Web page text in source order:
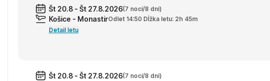
Št 20.8 - Št 27.8.2026(7 nocí/8 dní)
Košice - MonastirOdlet 14:50 Dĺžka letu: 2h 45m
Detail letu
Št 20.8 - Št 27.8.2026(7 nocí/8 dní)